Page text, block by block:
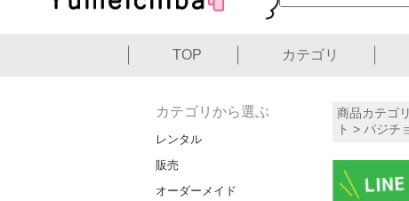
TOP カテゴリ
カテゴリから選ぶ
レンタル
販売
オーダーメイド
商品カテゴ
ト > パジチ